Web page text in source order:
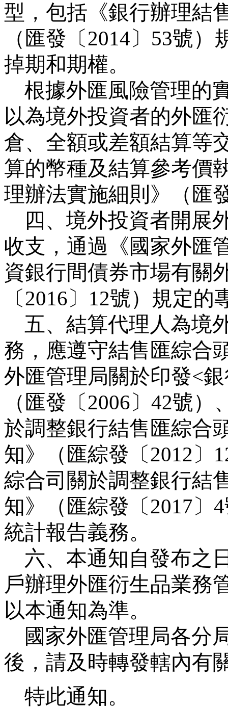
型，包括《銀行辦理結
（匯發〔2014〕 53號）
掉期和期權。
根據外匯風險管理的
以為境外投資者的外匯
倉、全額或差額結算等
算的幣種及結算參考價
理辦法實施細則》（匯
四、境外投資者開展
收支，通過《國家外匯
資銀行間債券市場有關
〔2016〕 12號）規定的
五、結算代理人為境
務，應遵守結售匯綜合
外匯管理局關於印發<
（匯發〔2006〕 42號）
於調整銀行結售匯綜合
知》（匯綜發〔2012〕
綜合司關於調整銀行結
知》（匯綜發〔2017〕 4
統計報告義務。
六、本通知自發布之
戶辦理外匯衍生品業務
以本通知為準。
國家外匯管理局各分
後，請及時轉發轄內有
特此通知。